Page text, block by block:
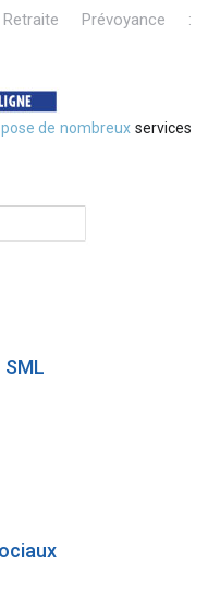
Prévoyance :
de nombreux services